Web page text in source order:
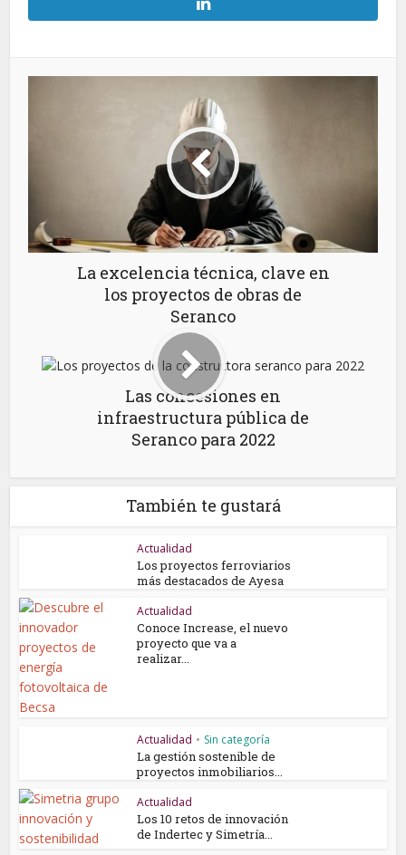
La excelencia técnica, clave en
los proyectos de obras de
Seranco
Las concesiones en
infraestructura pública de
Seranco para 2022
También te gustará
Actualidad
Los proyectos ferroviarios
más destacados de Ayesa
Actualidad
Conoce Increase, el nuevo
proyecto que va a
realizar...
Actualidad • Sin categoría
La gestión sostenible de
proyectos inmobiliarios...
Actualidad
Los 10 retos de innovación
de Indertec y Simetría...